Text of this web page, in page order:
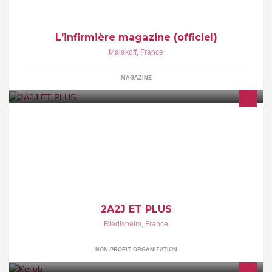
L'infirmière magazine (officiel)
Malakoff, France
MAGAZINE
2A2J ET PLUS
Riedisheim, France
NON-PROFIT ORGANIZATION